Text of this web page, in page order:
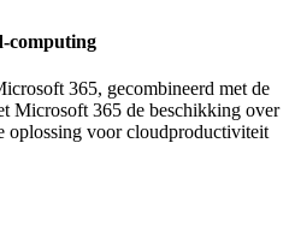
computing
365, gecombineerd met de
Microsoft 365 de beschikking over
oplossing voor cloudproductiviteit